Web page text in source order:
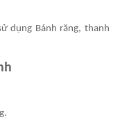
dụng Bánh răng, thanh